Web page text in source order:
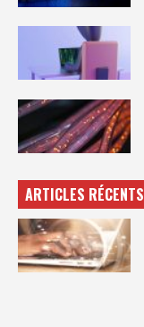
ARTICLES RÉCENTS